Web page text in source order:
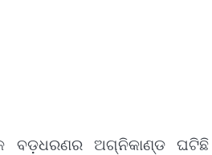
ବଡ଼ଧରଣର ଅଗ୍ନିକାଣ୍ଡ